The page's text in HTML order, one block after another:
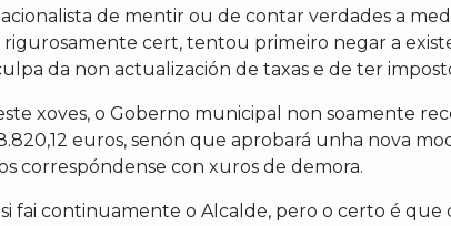
de mentir ou de contar verdades a
cert, tentou primeiro negar a
da non actualización de taxas e de ter
xoves, o Goberno municipal non soamente
euros, senón que aprobará unha nova
correspóndense con xuros de demora.
fai continuamente o Alcalde, pero o certo é que